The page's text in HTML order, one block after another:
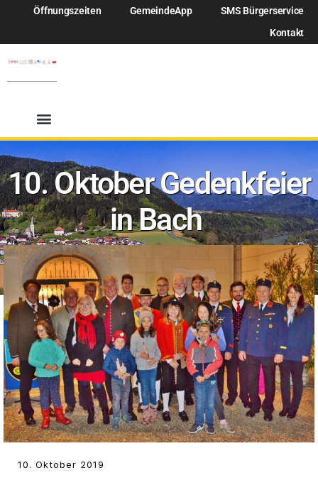
Öffnungszeiten GemeindeApp
SMS Bürgerservice
Kontakt
10. Oktober Gedenkfeier
in Bach
10. Oktober 2019